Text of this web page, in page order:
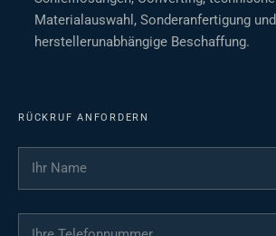
Materialauswahl, Sonderanfertigung und
herstellerunabhängige Beschaffung.
RÜCKRUF ANFORDERN
Ihr Name
Ihre Telefonnummer